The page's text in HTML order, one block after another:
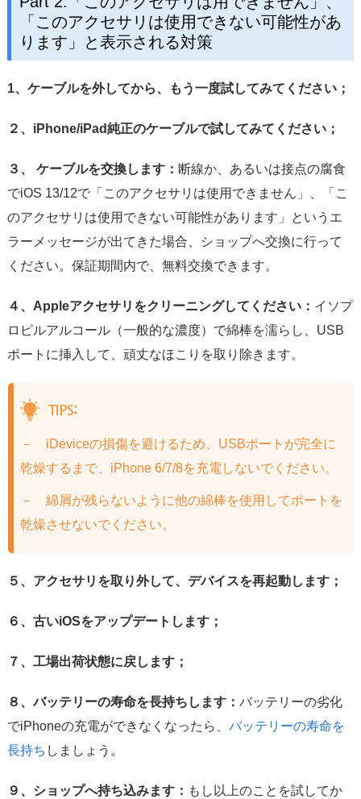
「このアクセサリは使用できない可能性があ
ります」と表示される対策
1、ケーブルを外してから、もう一度試してみてください；
２、iPhone/iPad純正のケーブルで試してみてください；
３、 ケーブルを交換します： 断線か、あるいは接点の腐食
でiOS 13/12で「このアクセサリは使用できません」、「こ
のアクセサリは使用できない可能性があります」というエ
ラーメッセージが出てきた場合、ショップへ交換に行って
ください。保証期間内で、無料交換できます。
４、Appleアクセサリをクリーニングしてください： イソプ
ロピルアルコール（一般的な濃度）で綿棒を濡らし、USB
ポートに挿入して、頑丈なほこりを取り除きます。
－ iDeviceの損傷を避けるため、USBポートが完全に
乾燥するまで、iPhone 6/7/8を充電しないでください。
－ 綿屑が残らないように他の綿棒を使用してポートを
乾燥させないでください。
５、アクセサリを取り外して、デバイスを再起動します；
６、古いiOSをアップデートします；
７、工場出荷状態に戻します；
８、バッテリーの寿命を長持ちします： バッテリーの劣化
でiPhoneの充電ができなくなったら、 バッテリーの寿命を
長持ち しましょう。
９、ショップへ持ち込みます： もし以上のことを試してか